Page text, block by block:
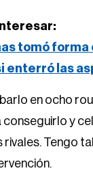
tomó
enterró las
en ocho
y
Tengo